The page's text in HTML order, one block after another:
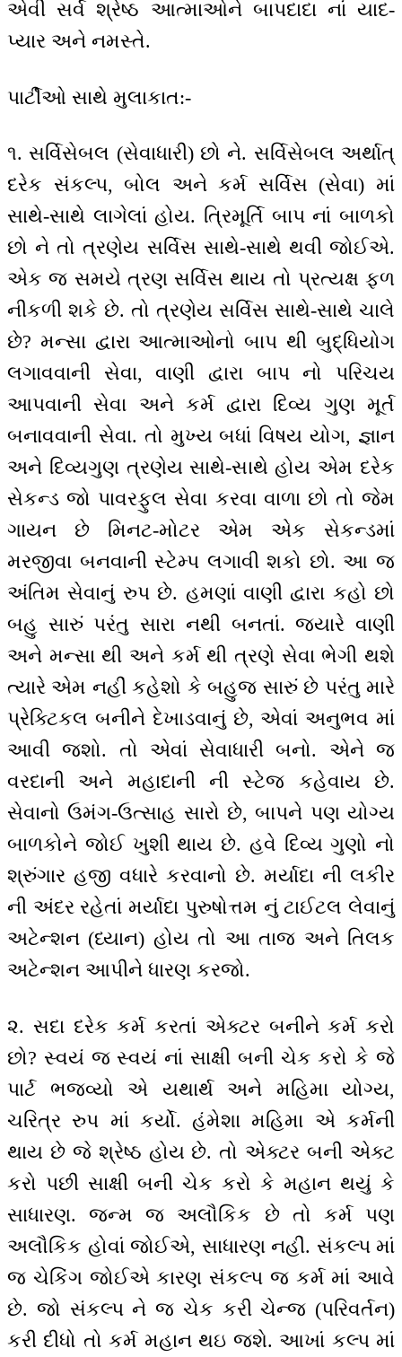
એવી સર્વ શ્રેષ્ઠ આત્માઓને બાપદાદા નાં યાદ-
પ્યાર અને નમસ્તે.
પાર્ટીઓ સાથે મુલાકાત:-
૧. સર્વિસેબલ (સેવાધારી) છો ને. સર્વિસેબલ અર્થાત્
દરેક સંકલ્પ, બોલ અને કર્મ સર્વિસ (સેવા) માં
સાથે-સાથે લાગેલાં હોય. ત્રિમૂર્તિ બાપ નાં બાળકો
છો ને તો ત્રણેય સર્વિસ સાથે-સાથે થવી જોઈએ.
એક જ સમયે ત્રણ સર્વિસ થાય તો પ્રત્યક્ષ ફળ
નીકળી શકે છે. તો ત્રણેય સર્વિસ સાથે-સાથે ચાલે
છે? મન્સા દ્વારા આત્માઓનો બાપ થી બુદ્ધિયોગ
લગાવવાની સેવા, વાણી દ્વારા બાપ નો પરિચય
આપવાની સેવા અને કર્મ દ્વારા દિવ્ય ગુણ મૂર્ત
બનાવવાની સેવા. તો મુખ્ય બધાં વિષય યોગ, જ્ઞાન
અને દિવ્યગુણ ત્રણેય સાથે-સાથે હોય એમ દરેક
સેકન્ડ જો પાવરફુલ સેવા કરવા વાળા છો તો જેમ
ગાયન છે મિનટ-મોટર એમ એક સેકન્ડમાં
મરજીવા બનવાની સ્ટેમ્પ લગાવી શકો છો. આ જ
અંતિમ સેવાનું રુપ છે. હમણાં વાણી દ્વારા કહો છો
બહુ સારું પરંતુ સારા નથી બનતાં. જ્યારે વાણી
અને મન્સા થી અને કર્મ થી ત્રણે સેવા ભેગી થશે
ત્યારે એમ નહીં કહેશો કે બહુજ સારું છે પરંતુ મારે
પ્રેક્ટિકલ બનીને દેખાડવાનું છે, એવાં અનુભવ માં
આવી જશો. તો એવાં સેવાધારી બનો. એને જ
વરદાની અને મહાદાની ની સ્ટેજ કહેવાય છે.
સેવાનો ઉમંગ-ઉત્સાહ સારો છે, બાપને પણ યોગ્ય
બાળકોને જોઈ ખુશી થાય છે. હવે દિવ્ય ગુણો નો
શ્રુંગાર હજી વધારે કરવાનો છે. મર્યાદા ની લકીર
ની અંદર રહેતાં મર્યાદા પુરુષોત્તમ નું ટાઈટલ લેવાનું
અટેન્શન (ધ્યાન) હોય તો આ તાજ અને તિલક
અટેન્શન આપીને ધારણ કરજો.
૨. સદા દરેક કર્મ કરતાં એક્ટર બનીને કર્મ કરો
છો? સ્વયં જ સ્વયં નાં સાક્ષી બની ચેક કરો કે જે
પાર્ટ ભજવ્યો એ યથાર્થ અને મહિમા યોગ્ય,
ચરિત્ર રુપ માં કર્યો. હંમેશા મહિમા એ કર્મની
થાય છે જે શ્રેષ્ઠ હોય છે. તો એક્ટર બની એક્ટ
કરો પછી સાક્ષી બની ચેક કરો કે મહાન થયું કે
સાધારણ. જન્મ જ અલૌકિક છે તો કર્મ પણ
અલૌકિક હોવાં જોઈએ, સાધારણ નહીં. સંકલ્પ માં
જ ચેકિંગ જોઈએ કારણ સંકલ્પ જ કર્મ માં આવે
છે. જો સંકલ્પ ને જ ચેક કરી ચેન્જ (પરિવર્તન)
કરી દીધો તો કર્મ મહાન થઇ જશે. આખાં કલ્પ માં